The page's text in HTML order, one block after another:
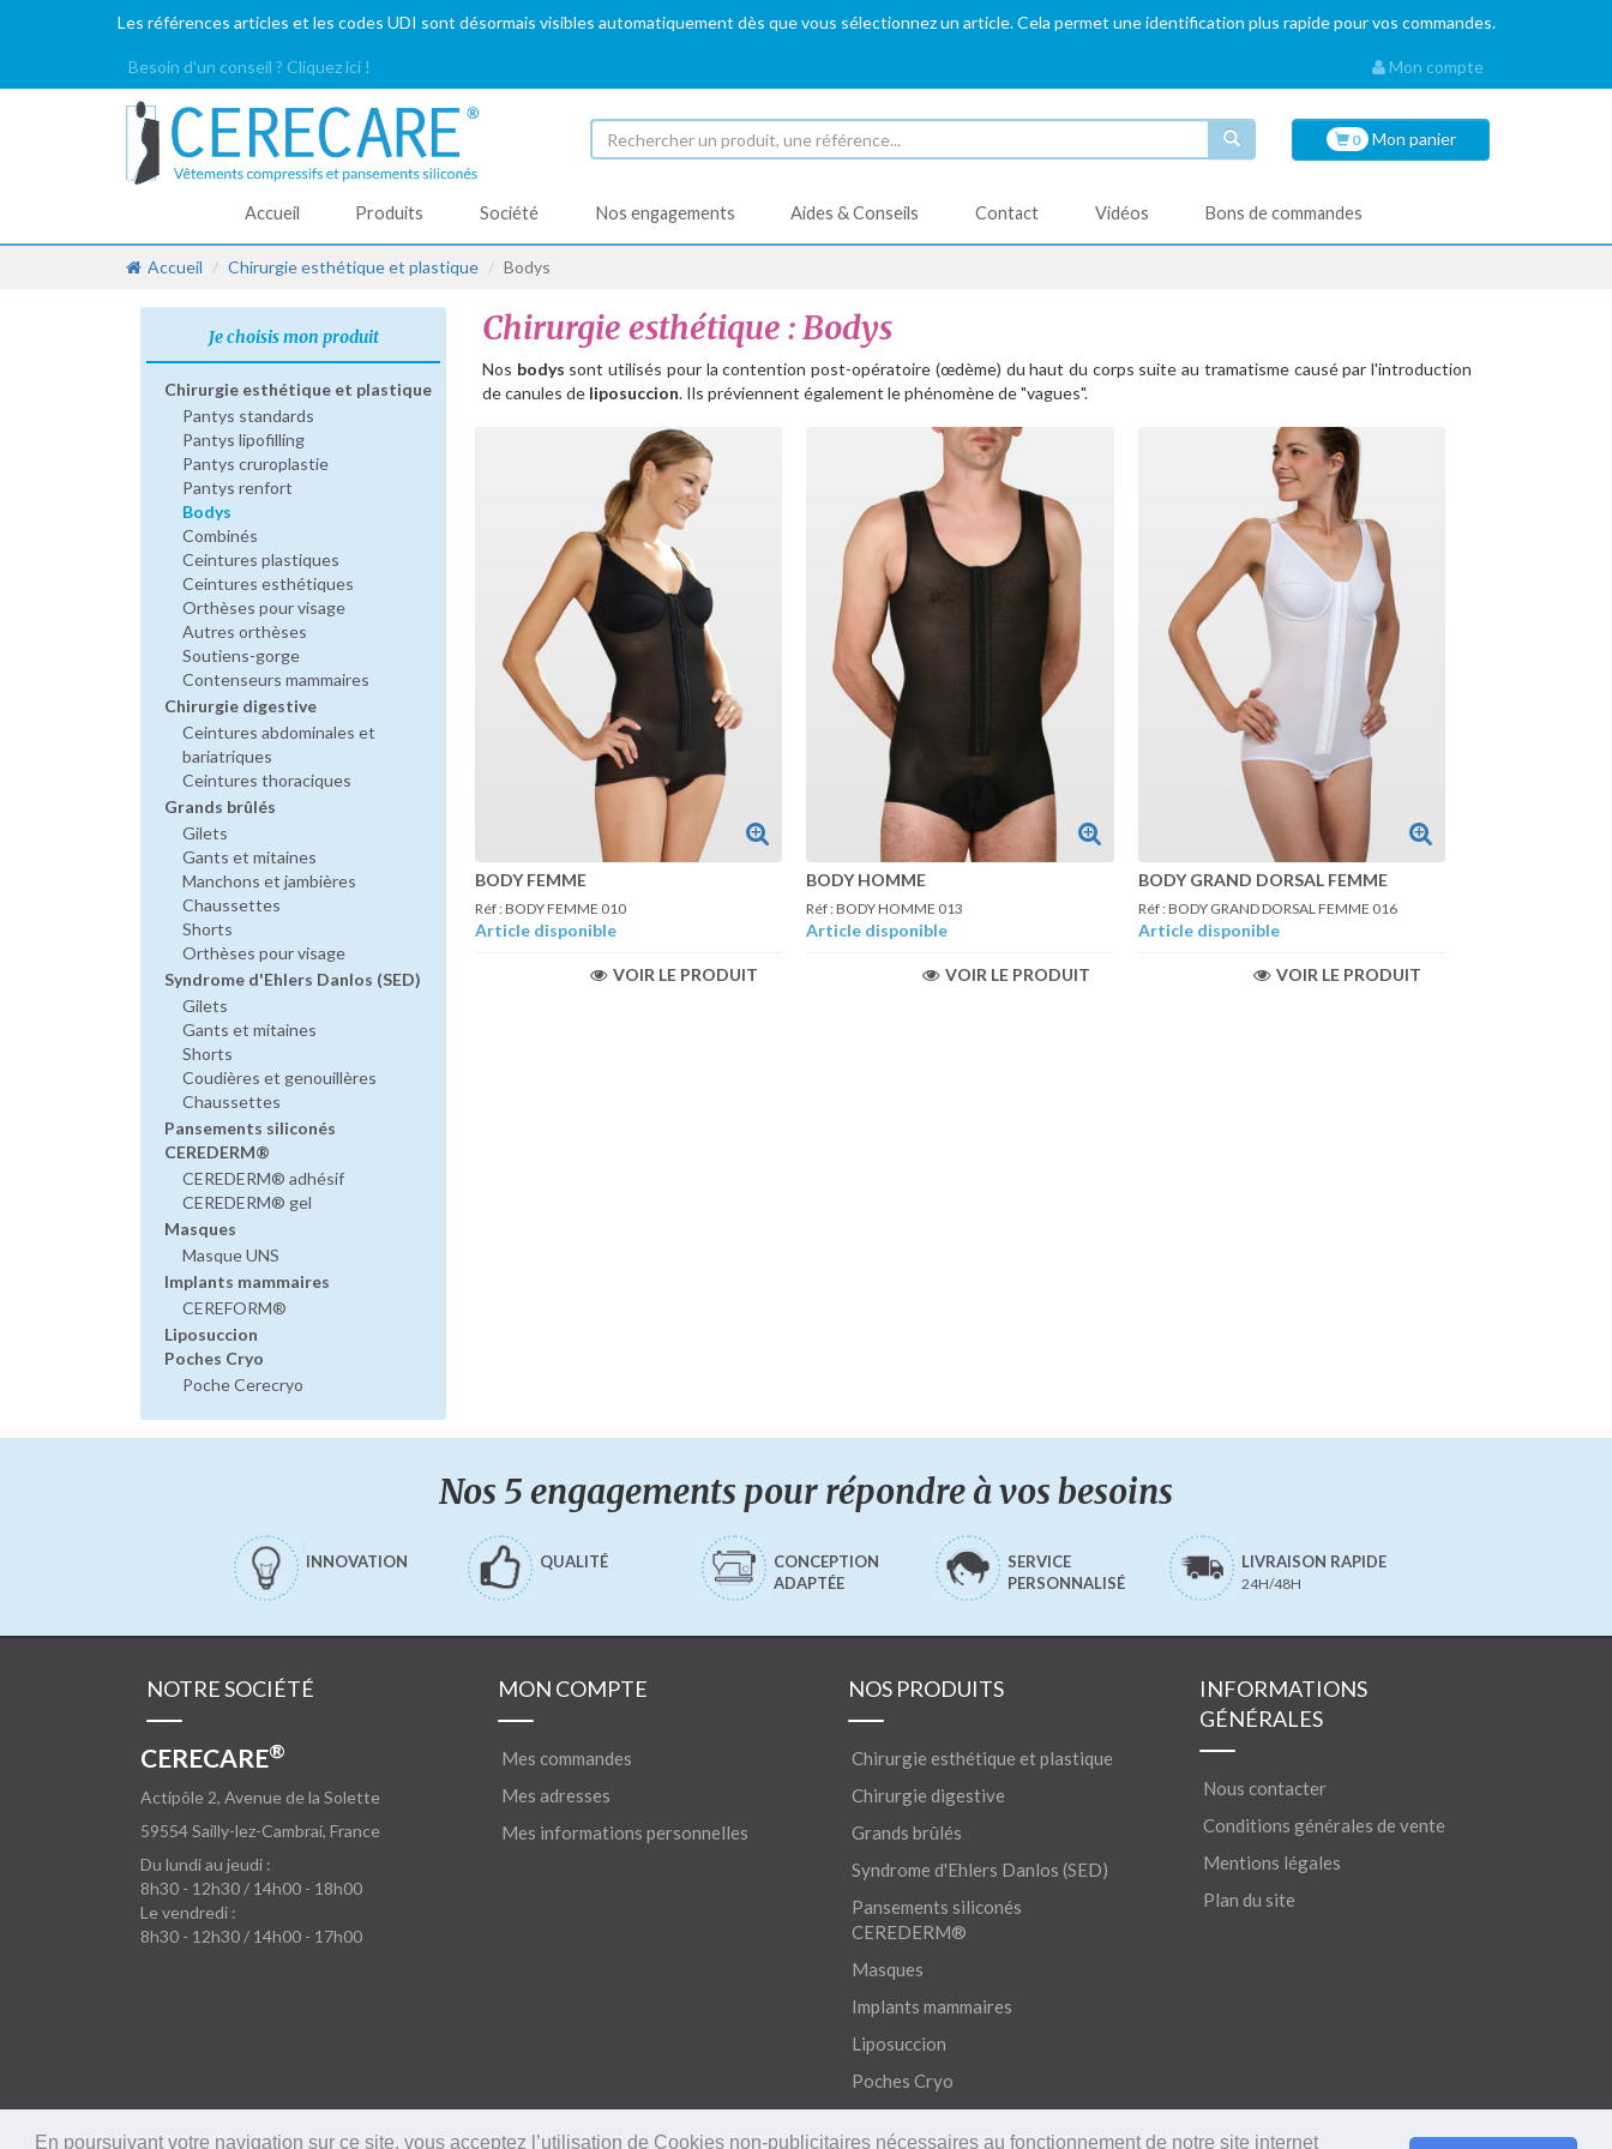
En poursuivant votre navigation sur ce site, vous acceptez l’utilisation de Cookies non-publicitaires nécessaires au fonctionnement de notre site internet
Les références articles et les codes UDI sont désormais visibles automatiquement dès que vous sélectionnez un article. Cela permet une identification plus rapide pour vos commandes.
Besoin d'un conseil ? Cliquez ici ! Mon compte
0 Mon panier
Accueil Produits Société Nos engagements Aides & Conseils Contact Vidéos Bons de commandes
Accueil Chirurgie esthétique et plastique Bodys
Je choisis mon produit
Chirurgie esthétique et plastique
Pantys standards
Pantys lipofilling
Pantys cruroplastie
Pantys renfort
Bodys
Combinés
Ceintures plastiques
Ceintures esthétiques
Orthèses pour visage
Autres orthèses
Soutiens-gorge
Contenseurs mammaires
Chirurgie digestive
Ceintures abdominales et
bariatriques
Ceintures thoraciques
Grands brûlés
Gilets
Gants et mitaines
Manchons et jambières
Chaussettes
Shorts
Orthèses pour visage
Syndrome d'Ehlers Danlos (SED)
Gilets
Gants et mitaines
Shorts
Coudières et genouillères
Chaussettes
Pansements siliconés
CEREDERM®
CEREDERM® adhésif
CEREDERM® gel
Masques
Masque UNS
Implants mammaires
CEREFORM®
Liposuccion
Poches Cryo
Poche Cerecryo
Chirurgie esthétique : Bodys
Nos bodys sont utilisés pour la contention post-opératoire (œdème) du haut du corps suite au tramatisme causé par l'introduction
de canules de liposuccion. Ils préviennent également le phénomène de "vagues".
BODY FEMME
Réf : BODY FEMME 010
Article disponible
VOIR LE PRODUIT
BODY HOMME
Réf : BODY HOMME 013
Article disponible
VOIR LE PRODUIT
BODY GRAND DORSAL FEMME
Réf : BODY GRAND DORSAL FEMME 016
Article disponible
VOIR LE PRODUIT
Nos 5 engagements pour répondre à vos besoins
INNOVATION QUALITÉ
CONCEPTION
ADAPTÉE
SERVICE
PERSONNALISÉ
LIVRAISON RAPIDE
24H/48H
NOTRE SOCIÉTÉ
CERECARE®
Actipôle 2, Avenue de la Solette
59554Sailly-lez-Cambrai, France
Du lundi au jeudi :
8h30 - 12h30 / 14h00 - 18h00
Le vendredi :
8h30 - 12h30 / 14h00 - 17h00
MON COMPTE
Mes commandes
Mes adresses
Mes informations personnelles
NOS PRODUITS
Chirurgie esthétique et plastique
Chirurgie digestive
Grands brûlés
Syndrome d'Ehlers Danlos (SED)
Pansements siliconés
CEREDERM®
Masques
Implants mammaires
Liposuccion
Poches Cryo
INFORMATIONS
GÉNÉRALES
Nous contacter
Conditions générales de vente
Mentions légales
Plan du site